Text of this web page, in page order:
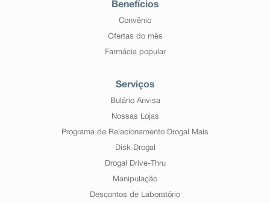
Benefícios
Convênio
Ofertas do mês
Farmácia popular
Serviços
Bulário Anvisa
Nossas Lojas
Programa de Relacionamento Drogal Mais
Disk Drogal
Drogal Drive-Thru
Manipulação
Descontos de Laboratório